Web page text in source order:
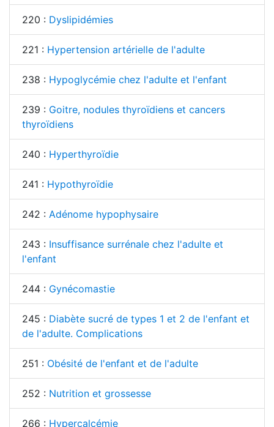
220 : Dyslipidémies
221 : Hypertension artérielle de l'adulte
238 : Hypoglycémie chez l'adulte et l'enfant
239 : Goitre, nodules thyroïdiens et cancers
thyroïdiens
240 : Hyperthyroïdie
241 : Hypothyroïdie
242 : Adénome hypophysaire
243 : Insuffisance surrénale chez l'adulte et
l'enfant
244 : Gynécomastie
245 : Diabète sucré de types 1 et 2 de l'enfant et
de l'adulte. Complications
251 : Obésité de l'enfant et de l'adulte
252 : Nutrition et grossesse
266 : Hypercalcémie